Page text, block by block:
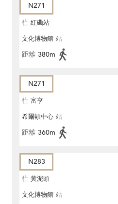
N271
往 紅磡站
文化博物館 站
距離 380m
N271
往 富亨
希爾頓中心 站
距離 360m
N283
往 黃泥頭
文化博物館 站